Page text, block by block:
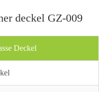
deckel GZ-009
Deckel